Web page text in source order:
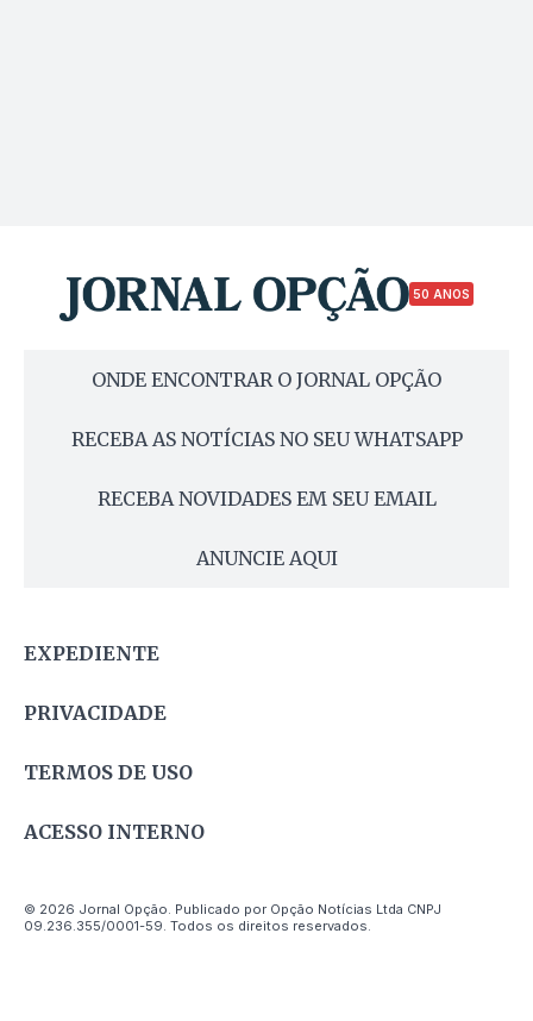
50 ANOS
ONDE ENCONTRAR O JORNAL OPÇÃO
RECEBA AS NOTÍCIAS NO SEU WHATSAPP
RECEBA NOVIDADES EM SEU EMAIL
ANUNCIE AQUI
EXPEDIENTE
PRIVACIDADE
TERMOS DE USO
ACESSO INTERNO
© 2026 Jornal Opção. Publicado por Opção Notícias Ltda CNPJ
09.236.355/0001-59. Todos os direitos reservados.